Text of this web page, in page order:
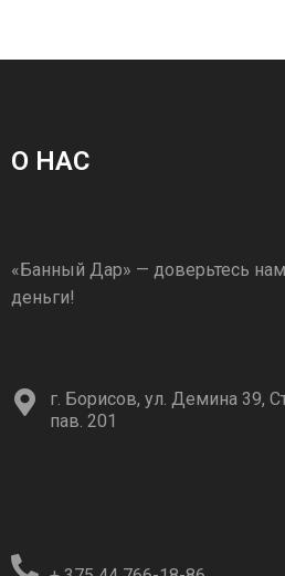
О НАС
«Банный Дар» — доверьтесь
деньги!
г. Борисов, ул. Демина 39,
пав. 201